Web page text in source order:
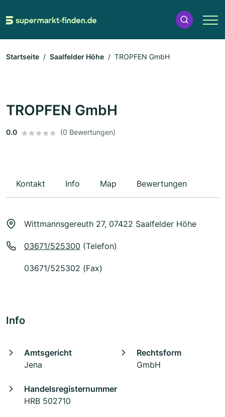
Startseite Saalfelder Höhe TROPFEN GmbH
TROPFEN GmbH
0.0 (0 Bewertungen)
Kontakt Info Map Bewertungen
Wittmannsgereuth 27, 07422 Saalfelder Höhe
03671/525300 (Telefon)
03671/525302 (Fax)
Info
Amtsgericht
Jena
Rechtsform
GmbH
Handelsregisternummer
HRB 502710